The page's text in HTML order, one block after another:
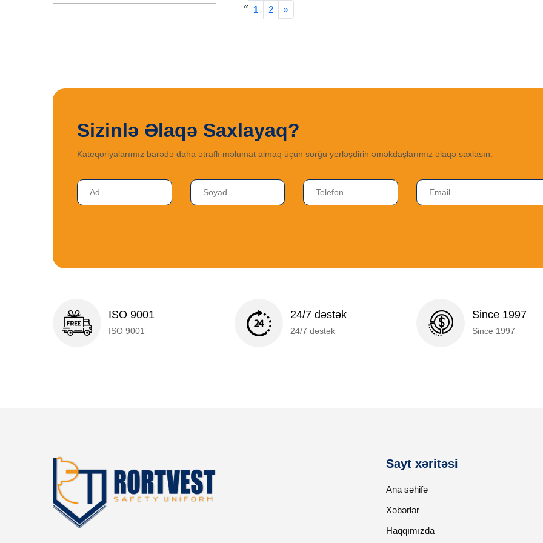
« 1 2 »
XALAT ŞALVAR
39
Sizinlə Əlaqə Saxlayaq?
Kateqoriyalarımız barədə daha ətraflı məlumat almaq üçün sorğu yerləşdirin əməkdaşlarımız əlaqə saxlasın.
ISO 9001
ISO 9001
24/7 dəstək
24/7 dəstək
Since 1997
Since 1997
Sayt xəritəsi
Ana səhifə
Xəbərlər
Haqqımızda